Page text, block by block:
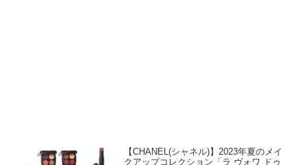
【CHANEL(シャネル)】2023年夏のメイ
クアップコレクション「ラ ヴォワ ドゥ